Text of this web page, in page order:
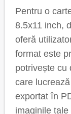
Pentru o
8.5x11 inch,
oferă
format este
potrivește cu
care
exportat în
imaginile